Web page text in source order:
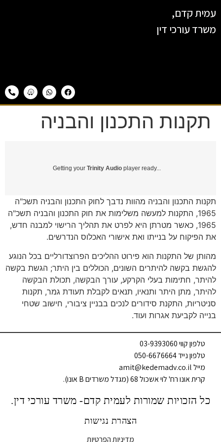
עמית קדם,
משרד עורכי דין
תקנות התכנון והבניה
Getting your Trinity Audio player ready...
תקנות התכנון והבניה מהוות נדבך לחוק התכנון והבניה תשכ"ה
1965, התקנות למעשה משלימות את חוק התכנון והבניה תשכ"ה
1965, כאשר מטרתן היא לפרט את תהליך הרישוי למבנה חדש,
את הפיקוח על בנייתו ואת אישורי האכלוס הנדרשים.
מהותן של התקנות הוא פירוט ההליכים הפרוצדורליים בכל הנוגע
להגשת בקשה להיתרים השונים, הכוללים בין היתר; הגשת בקשה
להיתר, חתימות בעלי הקרקע, עורך הבקשה, תכולת הבקשה
להיתר, מתן היתר ותנאיו, תנאים לקבלת תעודת גמר, תקנות
סניטריות, התקנת סידורים לנכים בבניין ציבורי, חישוב שטחי
בנייה לקביעת אגרות ועוד.
טלפון קווי 03-9393060
טלפון נייד 050-6676664
מייל amit@kedemadv.co.il
קרית אונו רח' לוי אשכול 68 (מגדל משרדים B אונו).
כל הזכויות שמורות לעמית קדם- משרד עורכי דין.
הצהרת נגישות
מדיניות הפרטיות